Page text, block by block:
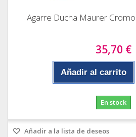
Agarre Ducha Maurer Cromo
35,70 €
Añadir al carrito
En stock
Añadir a la lista de deseos